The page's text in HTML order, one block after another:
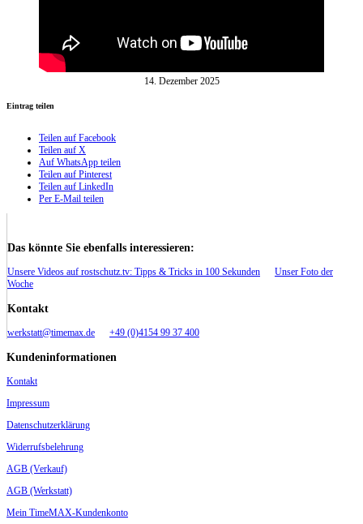
14. Dezember 2025
Eintrag teilen
Teilen auf Facebook
Teilen auf X
Auf WhatsApp teilen
Teilen auf Pinterest
Teilen auf LinkedIn
Per E-Mail teilen
Das könnte Sie ebenfalls interessieren:
Unsere Videos auf rostschutz.tv: Tipps & Tricks in 100 Sekunden
Unser Foto der
Woche
Kontakt
werkstatt@timemax.de +49 (0)4154 99 37 400
Kundeninformationen
Kontakt
Impressum
Datenschutzerklärung
Widerrufsbelehrung
AGB (Verkauf)
AGB (Werkstatt)
Mein TimeMAX-Kundenkonto